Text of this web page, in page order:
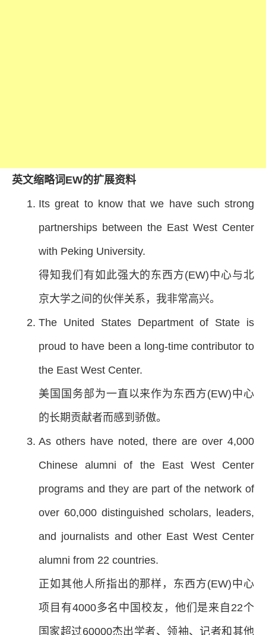
英文缩略词EW的扩展资料
Its great to know that we have such strong
partnerships between the East West Center
with Peking University.
得知我们有如此强大的东西方(EW)中心与北
京大学之间的伙伴关系，我非常高兴。
The United States Department of State is
proud to have been a long-time contributor to
the East West Center.
美国国务部为一直以来作为东西方(EW)中心
的长期贡献者而感到骄傲。
As others have noted, there are over 4,000
Chinese alumni of the East West Center
programs and they are part of the network of
over 60,000 distinguished scholars, leaders,
and journalists and other East West Center
alumni from 22 countries.
正如其他人所指出的那样，东西方(EW)中心
项目有4000多名中国校友，他们是来自22个
国家超过60000杰出学者、领袖、记者和其他